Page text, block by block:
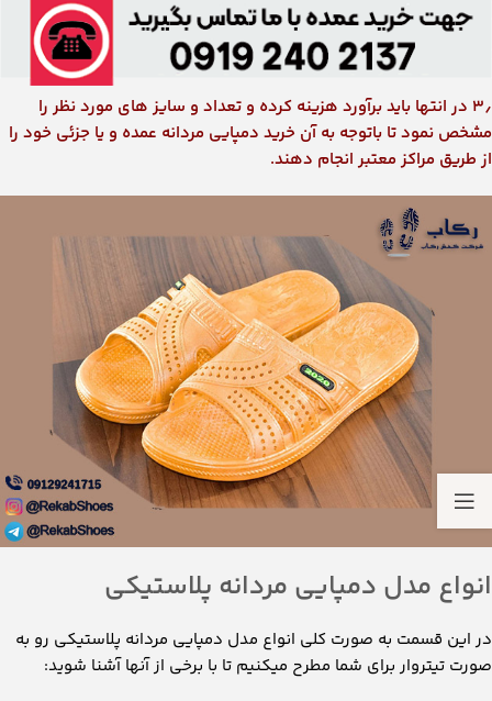
۳٫ در انتها باید برآورد هزینه کرده و تعداد و سایز های مورد نظر را
مشخص نمود تا باتوجه به آن خرید دمپایی مردانه عمده و یا جزئی خود را
از طریق مراکز معتبر انجام دهند.
انواع مدل دمپایی مردانه پلاستیکی
در این قسمت به صورت کلی انواع مدل دمپایی مردانه پلاستیکی رو به
صورت تیتروار برای شما مطرح میکنیم تا با برخی از آنها آشنا شوید: